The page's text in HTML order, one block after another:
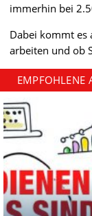
immerhin bei
Dabei kommt es
arbeiten und ob
EMPFOHLENE